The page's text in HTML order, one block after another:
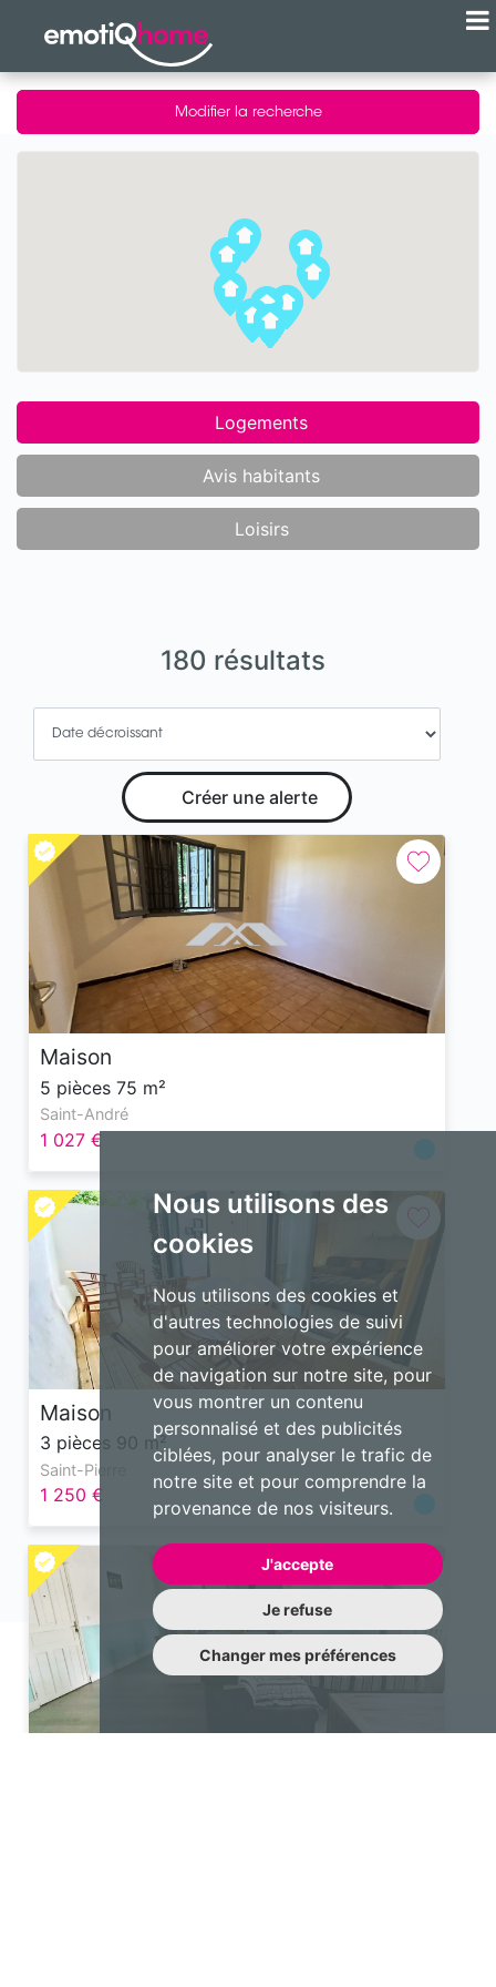
Nous utilisons des
cookies
Nous utilisons des cookies et
d'autres technologies de suivi
pour améliorer votre expérience
de navigation sur notre site, pour
vous montrer un contenu
personnalisé et des publicités
ciblées, pour analyser le trafic de
notre site et pour comprendre la
provenance de nos visiteurs.
J'accepte
Je refuse
Changer mes préférences
Modifier la recherche
180 résultats
Créer une alerte
Maison
5 pièces 75 m²
Saint-André
1 027 €
Maison
3 pièces 90 m²
Saint-Pierre
1 250 €
Logements
Avis habitants
Loisirs